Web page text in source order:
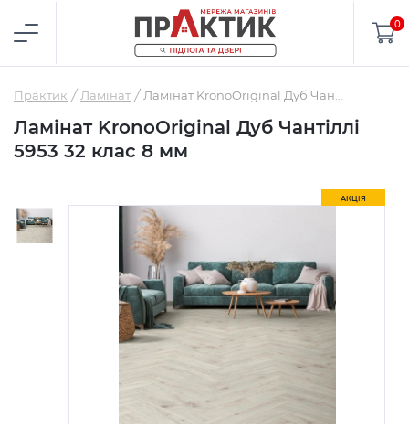
0
Практик Ламінат
Ламінат KronoOriginal Дуб Чантіллі
5953 32 клас 8 мм
АКЦІЯ